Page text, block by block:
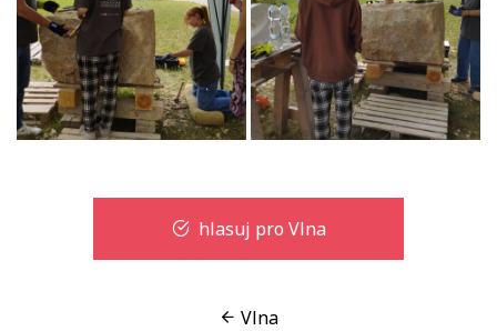
hlasuj pro Vlna
Vlna